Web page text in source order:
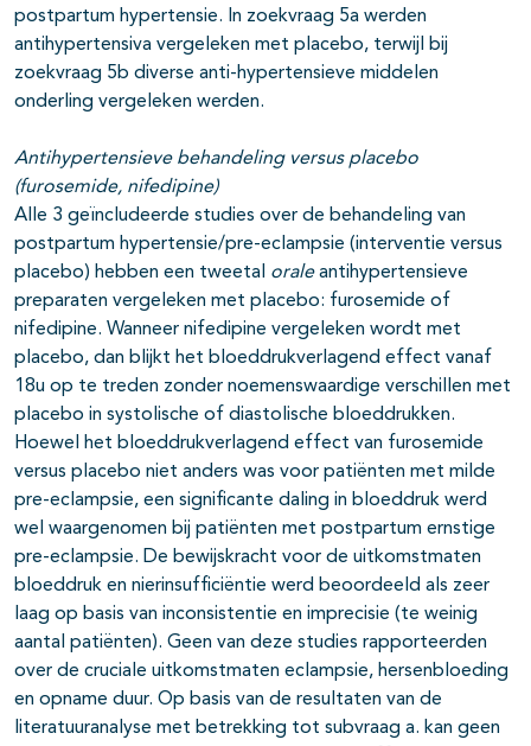
postpartum hypertensie. In zoekvraag 5a werden
antihypertensiva vergeleken met placebo, terwijl bij
zoekvraag 5b diverse anti-hypertensieve middelen
onderling vergeleken werden.
Antihypertensieve behandeling versus placebo
(furosemide, nifedipine)
Alle 3 geïncludeerde studies over de behandeling van
postpartum hypertensie/pre-eclampsie (interventie versus
placebo) hebben een tweetal oraleantihypertensieve
preparaten vergeleken met placebo: furosemide of
nifedipine. Wanneer nifedipine vergeleken wordt met
placebo, dan blijkt het bloeddrukverlagend effect vanaf
18u op te treden zonder noemenswaardige verschillen met
placebo in systolische of diastolische bloeddrukken.
Hoewel het bloeddrukverlagend effect van furosemide
versus placebo niet anders was voor patiënten met milde
pre-eclampsie, een significante daling in bloeddruk werd
wel waargenomen bij patiënten met postpartum ernstige
pre-eclampsie. De bewijskracht voor de uitkomstmaten
bloeddruk en nierinsufficiëntie werd beoordeeld als zeer
laag op basis van inconsistentie en imprecisie (te weinig
aantal patiënten). Geen van deze studies rapporteerden
over de cruciale uitkomstmaten eclampsie, hersenbloeding
en opname duur. Op basis van de resultaten van de
literatuuranalyse met betrekking tot subvraag a. kan geen